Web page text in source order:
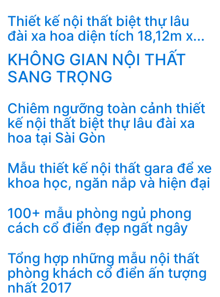
Thiết kế nội thất biệt thự lâu
đài xa hoa diện tích 18,12m x...
KHÔNG GIAN NỘI THẤT
SANG TRỌNG
Chiêm ngưỡng toàn cảnh thiết
kế nội thất biệt thự lâu đài xa
hoa tại Sài Gòn
Mẫu thiết kế nội thất gara để xe
khoa học, ngăn nắp và hiện đại
100+ mẫu phòng ngủ phong
cách cổ điển đẹp ngất ngây
Tổng hợp những mẫu nội thất
phòng khách cổ điển ấn tượng
nhất 2017